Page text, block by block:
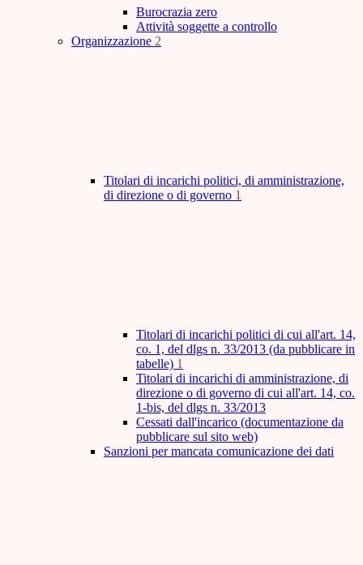
Burocrazia zero
Attività soggette a controllo
Organizzazione 2
Titolari di incarichi politici, di amministrazione,
di direzione o di governo 1
Titolari di incarichi politici di cui all'art. 14,
co. 1, del dlgs n. 33/2013 (da pubblicare in
tabelle) 1
Titolari di incarichi di amministrazione, di
direzione o di governo di cui all'art. 14, co.
1-bis, del dlgs n. 33/2013
Cessati dall'incarico (documentazione da
pubblicare sul sito web)
Sanzioni per mancata comunicazione dei dati